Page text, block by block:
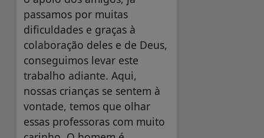
passamos por muitas
dificuldades e graças à
colaboração deles e de Deus,
conseguimos levar este
trabalho adiante. Aqui,
nossas crianças se sentem à
vontade, temos que olhar
essas professoras com muito